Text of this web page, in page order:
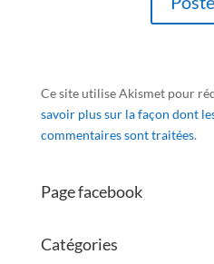
Ce site utilise Akismet pour
savoir plus sur la façon dont
commentaires sont traitées.
Page facebook
Catégories